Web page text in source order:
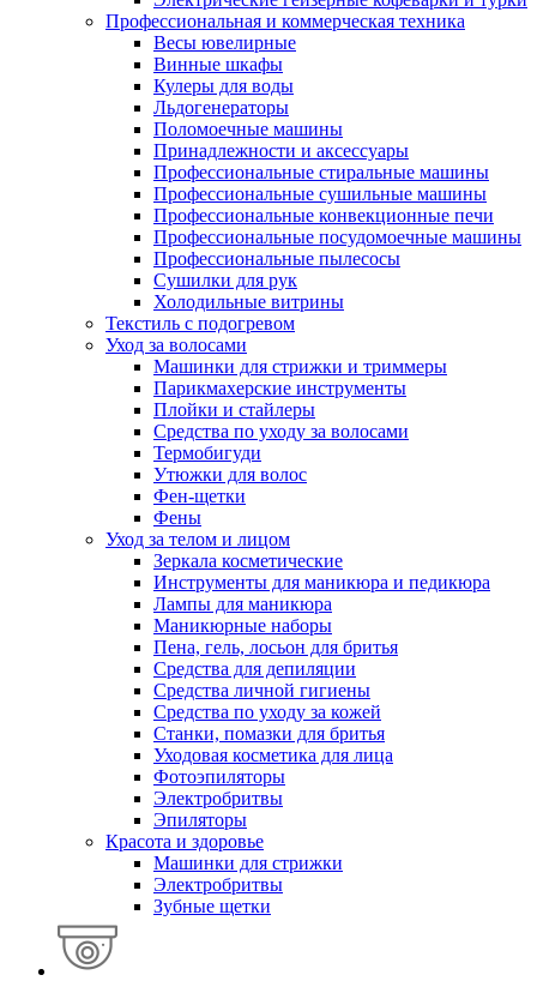
Профессиональная и коммерческая техника
Весы ювелирные
Винные шкафы
Кулеры для воды
Льдогенераторы
Поломоечные машины
Принадлежности и аксессуары
Профессиональные стиральные машины
Профессиональные сушильные машины
Профессиональные конвекционные печи
Профессиональные посудомоечные машины
Профессиональные пылесосы
Сушилки для рук
Холодильные витрины
Текстиль с подогревом
Уход за волосами
Машинки для стрижки и триммеры
Парикмахерские инструменты
Плойки и стайлеры
Средства по уходу за волосами
Термобигуди
Утюжки для волос
Фен-щетки
Фены
Уход за телом и лицом
Зеркала косметические
Инструменты для маникюра и педикюра
Лампы для маникюра
Маникюрные наборы
Пена, гель, лосьон для бритья
Средства для депиляции
Средства личной гигиены
Средства по уходу за кожей
Станки, помазки для бритья
Уходовая косметика для лица
Фотоэпиляторы
Электробритвы
Эпиляторы
Красота и здоровье
Машинки для стрижки
Электробритвы
Зубные щетки